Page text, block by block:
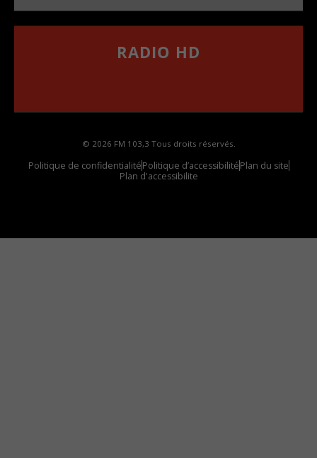
RADIO HD
© 2026 FM 103,3 Tous droits réservés.
Politique de confidentialitéPolitique d’accessibilitéPlan du site
Plan d'accessibilite